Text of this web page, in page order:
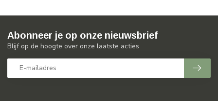
Abonneer je op onze nieuwsbrief
Blijf op de hoogte over onze laatste acties